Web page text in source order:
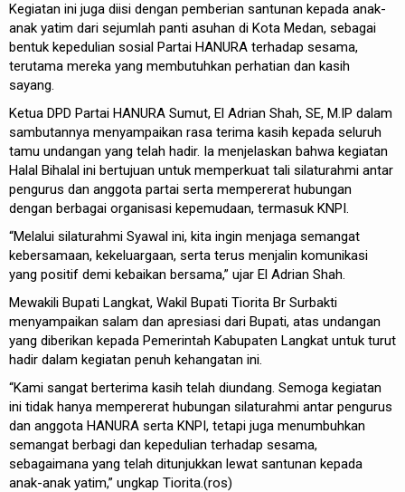
Kegiatan ini juga diisi dengan pemberian santunan kepada anak-
anak yatim dari sejumlah panti asuhan di Kota Medan, sebagai
bentuk kepedulian sosial Partai HANURA terhadap sesama,
terutama mereka yang membutuhkan perhatian dan kasih
sayang.
Ketua DPD Partai HANURA Sumut, El Adrian Shah, SE, M.IP dalam
sambutannya menyampaikan rasa terima kasih kepada seluruh
tamu undangan yang telah hadir. Ia menjelaskan bahwa kegiatan
Halal Bihalal ini bertujuan untuk memperkuat tali silaturahmi antar
pengurus dan anggota partai serta mempererat hubungan
dengan berbagai organisasi kepemudaan, termasuk KNPI.
“Melalui silaturahmi Syawal ini, kita ingin menjaga semangat
kebersamaan, kekeluargaan, serta terus menjalin komunikasi
yang positif demi kebaikan bersama,” ujar El Adrian Shah.
Mewakili Bupati Langkat, Wakil Bupati Tiorita Br Surbakti
menyampaikan salam dan apresiasi dari Bupati, atas undangan
yang diberikan kepada Pemerintah Kabupaten Langkat untuk turut
hadir dalam kegiatan penuh kehangatan ini.
“Kami sangat berterima kasih telah diundang. Semoga kegiatan
ini tidak hanya mempererat hubungan silaturahmi antar pengurus
dan anggota HANURA serta KNPI, tetapi juga menumbuhkan
semangat berbagi dan kepedulian terhadap sesama,
sebagaimana yang telah ditunjukkan lewat santunan kepada
anak-anak yatim,” ungkap Tiorita.(ros)